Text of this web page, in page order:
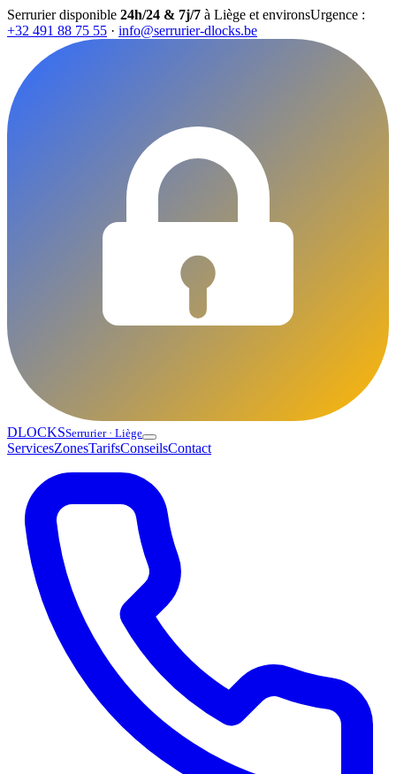
Serrurier disponible 24h/24 & 7j/7 à Liège et environsUrgence :
+32 491 88 75 55 · info@serrurier-dlocks.be
DLOCKSSerrurier · Liège
ServicesZonesTarifsConseilsContact